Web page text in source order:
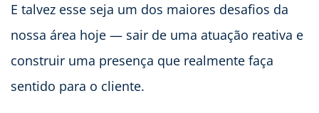
E talvez esse seja um dos maiores desafios da
nossa área hoje — sair de uma atuação reativa e
construir uma presença que realmente faça
sentido para o cliente.